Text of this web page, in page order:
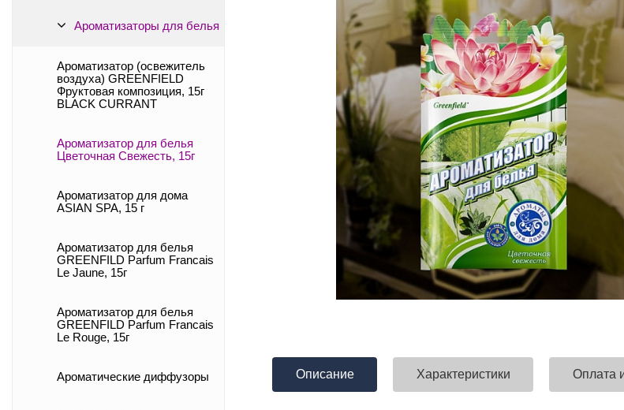
Ароматизаторы для белья
Ароматизатор (освежитель
воздуха) GREENFIELD
Фруктовая композиция, 15г
BLACK CURRANT
Ароматизатор для белья
Цветочная Свежесть, 15г
Ароматизатор для дома
ASIAN SPA, 15 г
Ароматизатор для белья
GREENFILD Parfum Francais
Le Jaune, 15г
Ароматизатор для белья
GREENFILD Parfum Francais
Le Rouge, 15г
Ароматические диффузоры Описание Характеристики Оплата